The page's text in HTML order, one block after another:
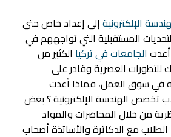
الإلكترونيةإلى إعداد خاص حتى
المستقبلية التي تواجههم في
الجامعات في تركيا الكثير من
للتطورات العصرية وقادر على
في سوق العمل، فماذا أعدت
تخصص الهندسة الإلكترونية ؟ بغض
من خلال المحاضرات والمواد
الطلاب مع الدكاترة والأساتذة أصحاب